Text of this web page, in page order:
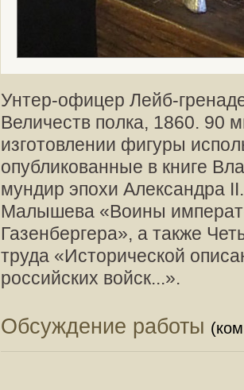
Унтер-офицер Лейб-
Величеств полка, 1860. 90
изготовлении фигуры
опубликованные в книге
мундир эпохи Александра
Малышева «Воины
Газенбергера», а также
труда «Исторической
российских войск...».
Обсуждение работы